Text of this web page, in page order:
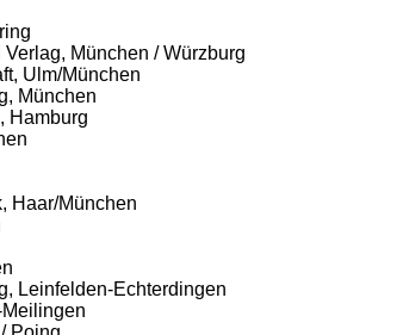
München / Würzburg
Ulm/München
München
Hamburg
Haar/München
Leinfelden-Echterdingen